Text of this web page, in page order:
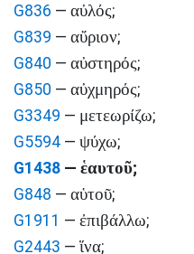
G836 — αὐλός;
G839 — αὔριον;
G840 — αὐστηρός;
G850 — αὐχμηρός;
G3349 — μετεωρίζω;
G5594 — ψύχω;
G1438 — ἑαυτοῦ;
G848 — αὑτοῦ;
G1911 — ἐπιβάλλω;
G2443 — ἵνα;